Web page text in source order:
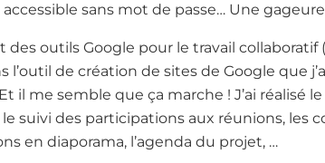
sans mot de passe… Une
outils Google pour le travail collaboratif
l’outil de création de sites de Google que
il me semble que ça marche ! J’ai réalisé
suivi des participations aux réunions, les
en diaporama, l’agenda du projet, …